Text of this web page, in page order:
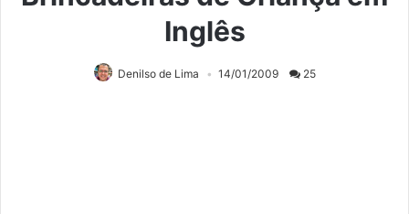
Inglês
Denilso de Lima 14/01/2009 25